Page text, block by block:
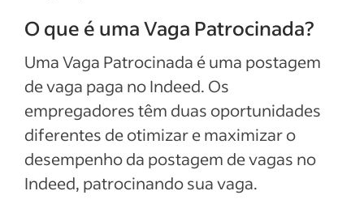
O que é uma Vaga Patrocinada?
Uma Vaga Patrocinada é uma postagem
de vaga paga no Indeed. Os
empregadores têm duas oportunidades
diferentes de otimizar e maximizar o
desempenho da postagem de vagas no
Indeed, patrocinando sua vaga.